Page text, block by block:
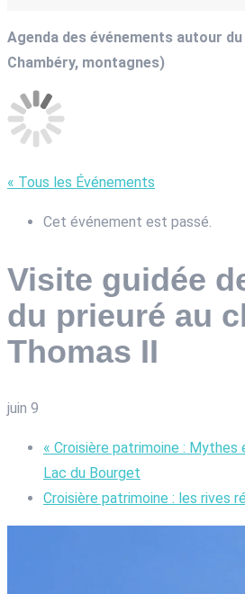
Agenda des événements autour
Chambéry, montagnes)
« Tous les Événements
Cet événement est passé.
Visite guidée
du prieuré au
Thomas II
juin 9
« Croisière patrimoine : Mythes
Lac du Bourget
Croisière patrimoine : les rives